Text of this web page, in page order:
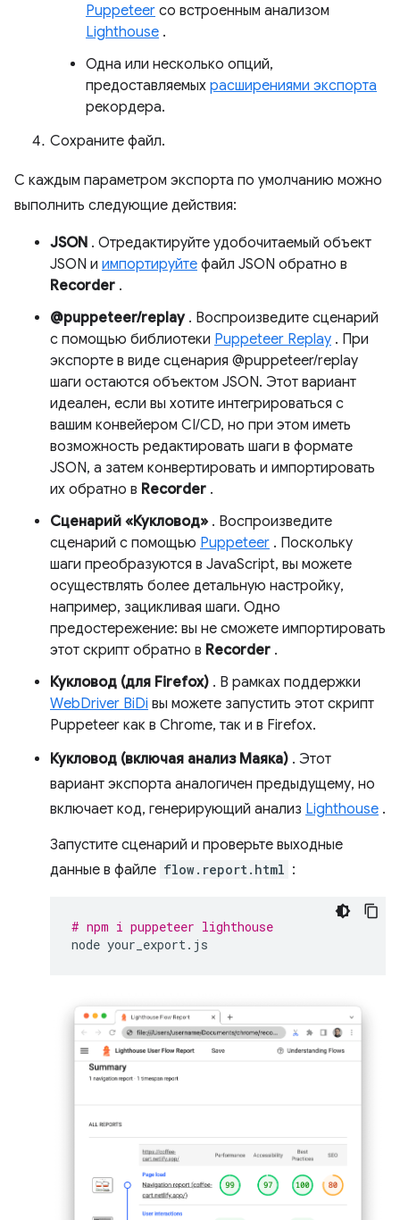
Puppeteer со встроенным анализом
Lighthouse .
Одна или несколько опций,
предоставляемых расширениями экспорта
рекордера.
Сохраните файл.
С каждым параметром экспорта по умолчанию можно
выполнить следующие действия:
JSON . Отредактируйте удобочитаемый объект
JSON и импортируйте файл JSON обратно в
Recorder .
@puppeteer/replay. Воспроизведите сценарий
с помощью библиотеки Puppeteer Replay . При
экспорте в виде сценария @puppeteer/replay
шаги остаются объектом JSON. Этот вариант
идеален, если вы хотите интегрироваться с
вашим конвейером CI/CD, но при этом иметь
возможность редактировать шаги в формате
JSON, а затем конвертировать и импортировать
их обратно в Recorder .
Сценарий «Кукловод» . Воспроизведите
сценарий с помощью Puppeteer . Поскольку
шаги преобразуются в JavaScript, вы можете
осуществлять более детальную настройку,
например, зацикливая шаги. Одно
предостережение: вы не сможете импортировать
этот скрипт обратно в Recorder .
Кукловод (для Firefox) . В рамках поддержки
WebDriver BiDi вы можете запустить этот скрипт
Puppeteer как в Chrome, так и в Firefox.
Кукловод (включая анализ Маяка) . Этот
вариант экспорта аналогичен предыдущему, но
включает код, генерирующий анализ Lighthouse .
Запустите сценарий и проверьте выходные
данные в файле flow.report.html :
# npm i puppeteer lighthouse
node